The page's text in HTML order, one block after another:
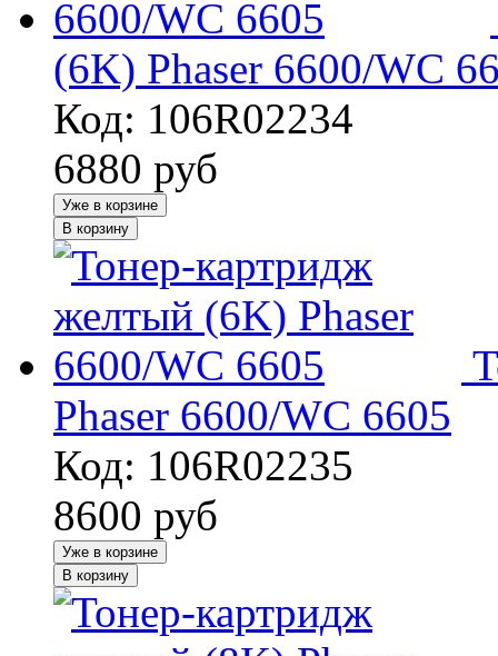
(6K) Phaser 6600/WC
Код: 106R02234
6880 руб
Уже в корзине
В корзину
Phaser 6600/WC 6605
Код: 106R02235
8600 руб
Уже в корзине
В корзину